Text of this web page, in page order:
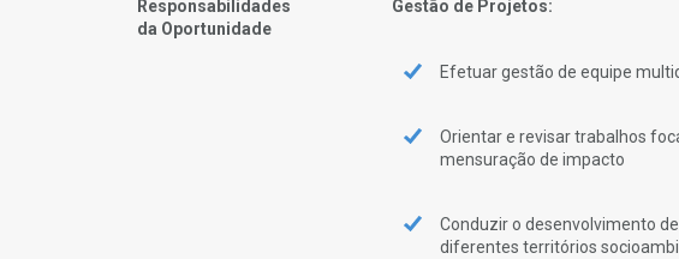
Responsabilidades
da Oportunidade
Gestão de Projetos:
Efetuar gestão de equipe
Orientar e revisar trabalhos
mensuração de impacto
Conduzir o desenvolvimento
diferentes territórios